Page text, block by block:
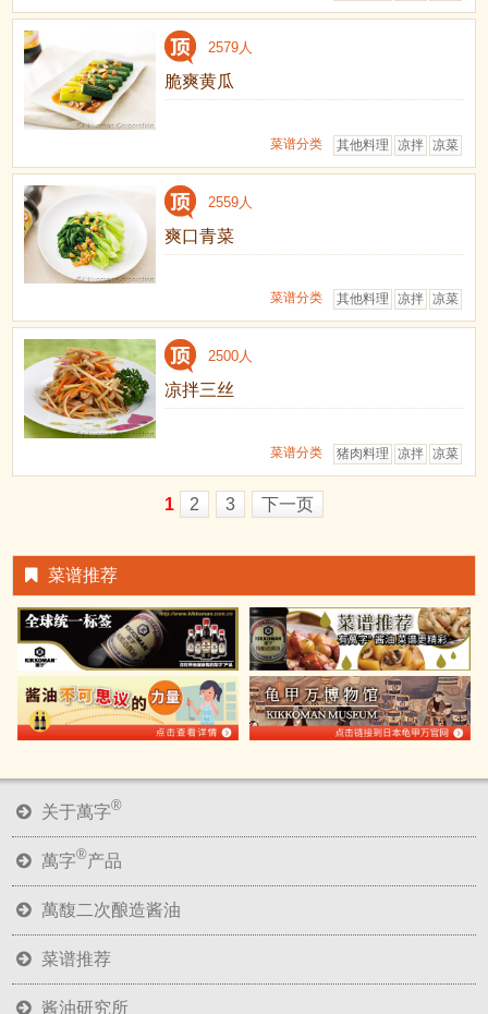
2579人
脆爽黄瓜
凉菜
凉拌
其他料理
菜谱分类
2559人
爽口青菜
凉菜
凉拌
其他料理
菜谱分类
2500人
凉拌三丝
凉菜
凉拌
猪肉料理
菜谱分类
1 2 3 下一页
菜谱推荐
关于萬字®
萬字®产品
萬馥二次酿造酱油
菜谱推荐
酱油研究所